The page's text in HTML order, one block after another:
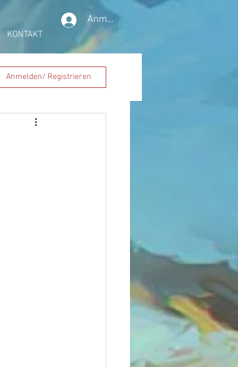
KONTAKT
Anmelden
Anmelden/ Registrieren